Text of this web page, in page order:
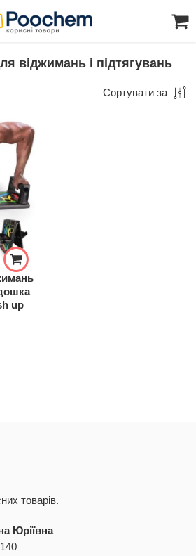
віджимань і підтягувань
Сортувати за
up
товарів.
Юріївна